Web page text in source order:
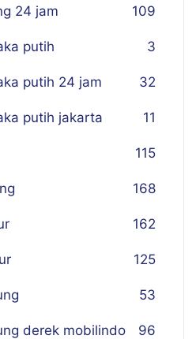
24 jam 109
putih 3
putih 24 jam 32
putih jakarta 11
115
168
162
125
53
derek mobilindo 96